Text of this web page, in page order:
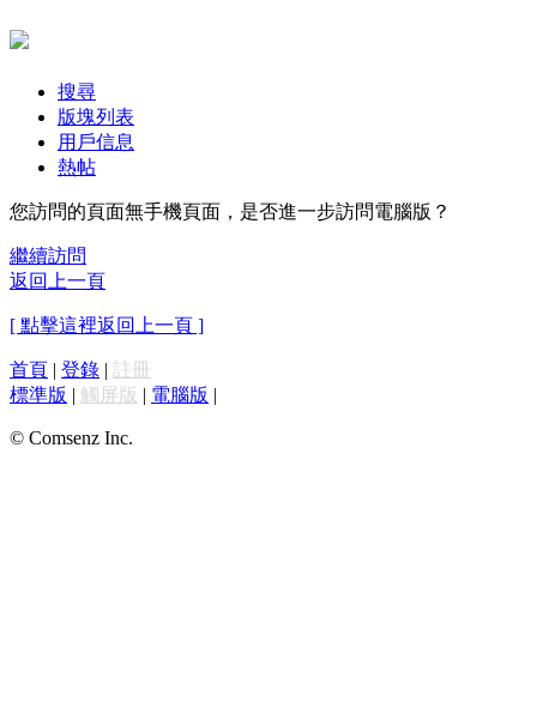
搜尋
版塊列表
用戶信息
熱帖
您訪問的頁面無手機頁面，是否進一步訪問電腦版？
繼續訪問
返回上一頁
[ 點擊這裡返回上一頁 ]
首頁 | 登錄 | 註冊
標準版 | 觸屏版 | 電腦版 |
© Comsenz Inc.